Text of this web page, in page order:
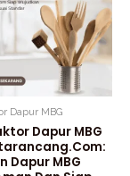
Dapur MBG
Dapur MBG
Dapur MBG